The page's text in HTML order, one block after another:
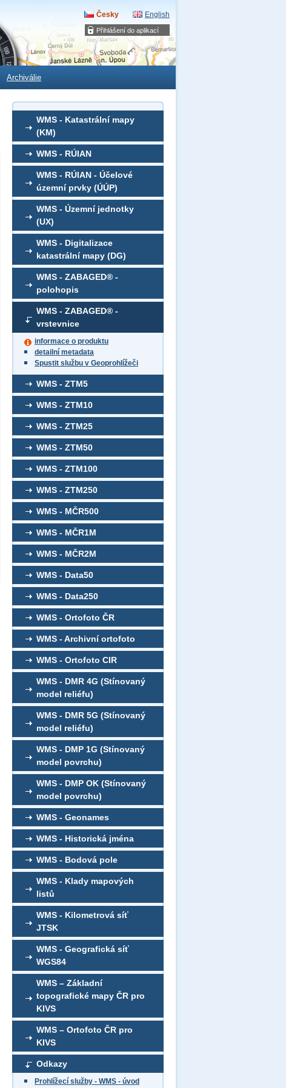
Přihlášení do aplikací
Česky English
Archiválie
WMS - Katastrální mapy
(KM)
WMS - RÚIAN
WMS - RÚIAN - Účelové
územní prvky (ÚÚP)
WMS - Územní jednotky
(UX)
WMS - Digitalizace
katastrální mapy (DG)
WMS - ZABAGED® -
polohopis
WMS - ZABAGED® -
vrstevnice
informace o produktu
detailní metadata
Spustit službu v Geoprohlížeči
WMS - ZTM5
WMS - ZTM10
WMS - ZTM25
WMS - ZTM50
WMS - ZTM100
WMS - ZTM250
WMS - MČR500
WMS - MČR1M
WMS - MČR2M
WMS - Data50
WMS - Data250
WMS - Ortofoto ČR
WMS - Archivní ortofoto
WMS - Ortofoto CIR
WMS - DMR 4G (Stínovaný
model reliéfu)
WMS - DMR 5G (Stínovaný
model reliéfu)
WMS - DMP 1G (Stínovaný
model povrchu)
WMS - DMP OK (Stínovaný
model povrchu)
WMS - Geonames
WMS - Historická jména
WMS - Bodová pole
WMS - Klady mapových
listů
WMS - Kilometrová síť
JTSK
WMS - Geografická síť
WGS84
WMS – Základní
topografické mapy ČR pro
KIVS
WMS – Ortofoto ČR pro
KIVS
Odkazy
Prohlížecí služby - WMS - úvod